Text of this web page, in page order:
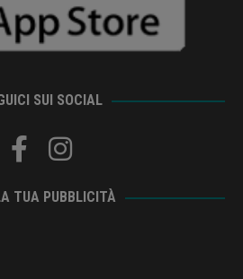
SUI SOCIAL
TUA PUBBLICITÀ